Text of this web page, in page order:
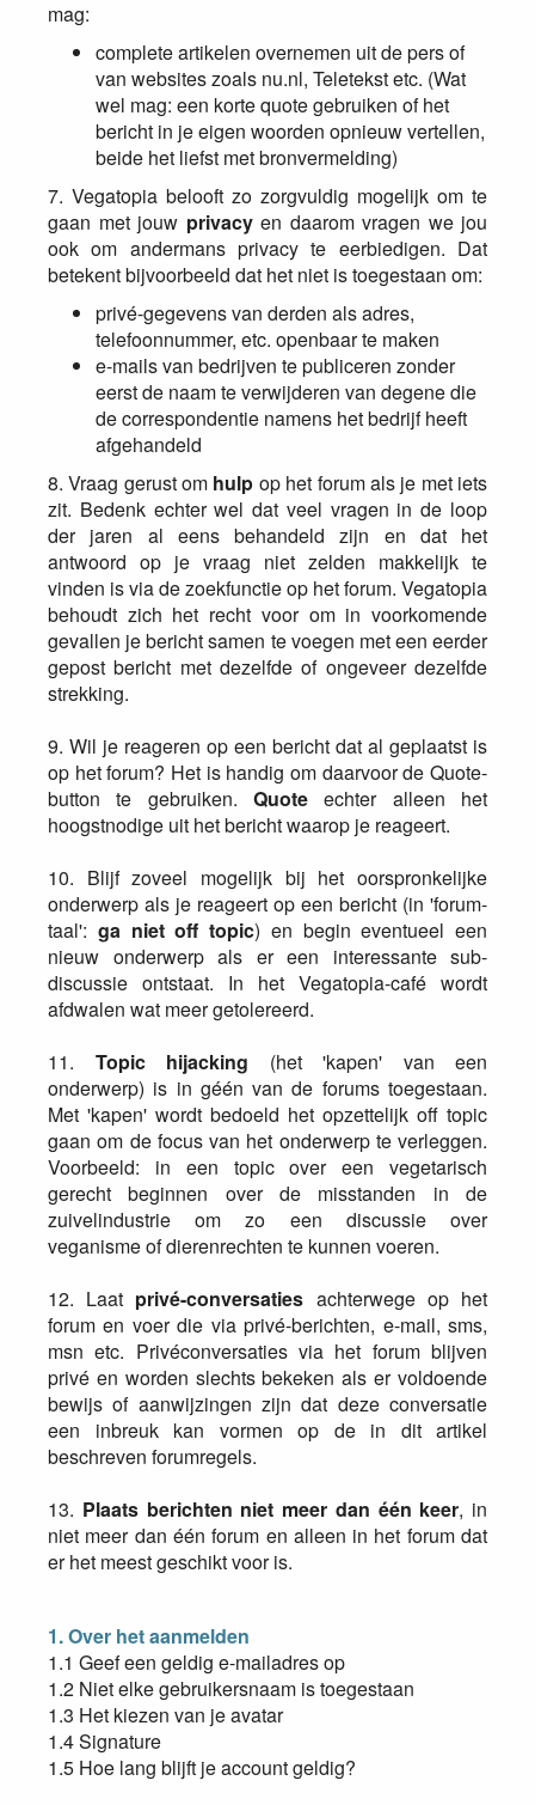
mag:
complete artikelen overnemen uit de pers of
van websites zoals nu.nl, Teletekst etc. (Wat
wel mag: een korte quote gebruiken of het
bericht in je eigen woorden opnieuw vertellen,
beide het liefst met bronvermelding)
7. Vegatopia belooft zo zorgvuldig mogelijk om te
gaan met jouw privacyen daarom vragen we jou
ook om andermans privacy te eerbiedigen. Dat
betekent bijvoorbeeld dat het niet is toegestaan om:
privé-gegevens van derden als adres,
telefoonnummer, etc. openbaar te maken
e-mails van bedrijven te publiceren zonder
eerst de naam te verwijderen van degene die
de correspondentie namens het bedrijf heeft
afgehandeld
8. Vraag gerust om hulp op het forum als je met iets
zit. Bedenk echter wel dat veel vragen in de loop
der jaren al eens behandeld zijn en dat het
antwoord op je vraag niet zelden makkelijk te
vinden is via de zoekfunctie op het forum. Vegatopia
behoudt zich het recht voor om in voorkomende
gevallen je bericht samen te voegen met een eerder
gepost bericht met dezelfde of ongeveer dezelfde
strekking.
9. Wil je reageren op een bericht dat al geplaatst is
op het forum? Het is handig om daarvoor de Quote-
button te gebruiken. Quote echter alleen het
hoogstnodige uit het bericht waarop je reageert.
10. Blijf zoveel mogelijk bij het oorspronkelijke
onderwerp als je reageert op een bericht (in 'forum-
taal': ga niet off topic) en begin eventueel een
nieuw onderwerp als er een interessante sub-
discussie ontstaat. In het Vegatopia-café wordt
afdwalen wat meer getolereerd.
11. Topic hijacking (het 'kapen' van een
onderwerp) is in géén van de forums toegestaan.
Met 'kapen' wordt bedoeld het opzettelijk off topic
gaan om de focus van het onderwerp te verleggen.
Voorbeeld: in een topic over een vegetarisch
gerecht beginnen over de misstanden in de
zuivelindustrie om zo een discussie over
veganisme of dierenrechten te kunnen voeren.
12. Laat privé-conversaties achterwege op het
forum en voer die via privé-berichten, e-mail, sms,
msn etc. Privéconversaties via het forum blijven
privé en worden slechts bekeken als er voldoende
bewijs of aanwijzingen zijn dat deze conversatie
een inbreuk kan vormen op de in dit artikel
beschreven forumregels.
13. Plaats berichten niet meer dan één keer, in
niet meer dan één forum en alleen in het forum dat
er het meest geschikt voor is.
1. Over het aanmelden
1.1 Geef een geldig e-mailadres op
1.2 Niet elke gebruikersnaam is toegestaan
1.3 Het kiezen van je avatar
1.4 Signature
1.5 Hoe lang blijft je account geldig?